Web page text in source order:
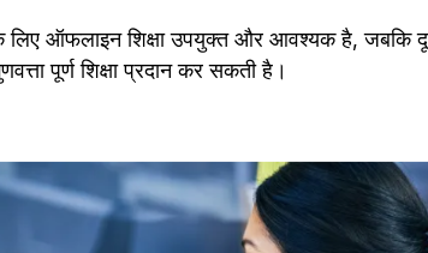
लिए ऑफलाइन शिक्षा उपयुक्त और आवश्यक है, जबकि
में क‌ई तरह की गुणवत्ता पूर्ण शिक्षा प्रदान कर सकती है।